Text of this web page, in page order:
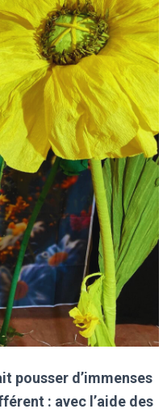
pousser d’immenses
: avec l’aide des